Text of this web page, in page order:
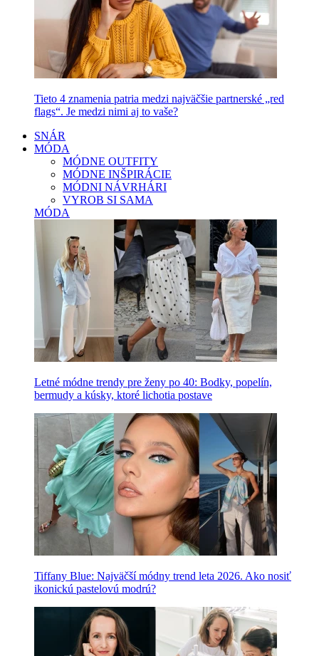
Tieto 4 znamenia patria medzi najväčšie partnerské „red
flags“. Je medzi nimi aj to vaše?
SNÁR
MÓDA
MÓDNE OUTFITY
MÓDNE INŠPIRÁCIE
MÓDNI NÁVRHÁRI
VYROB SI SAMA
MÓDA
Letné módne trendy pre ženy po 40: Bodky, popelín,
bermudy a kúsky, ktoré lichotia postave
Tiffany Blue: Najväčší módny trend leta 2026. Ako nosiť
ikonickú pastelovú modrú?